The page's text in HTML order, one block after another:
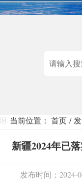
当前位置： 首页 /
新疆2024年已
发布时间： 2024-